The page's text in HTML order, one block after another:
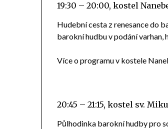
19:30 – 20:00, kostel
Hudební cesta z renesance do
barokní hudbu v podání varhan,
Více o programu v kostele
20:45 – 21:15, kostel sv.
Půlhodinka barokní hudby pro